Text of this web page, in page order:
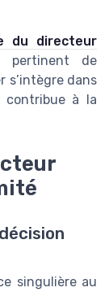
du directeur
de
s’intègre dans
contribue à la
singulière au